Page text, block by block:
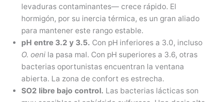
levaduras contaminantes— crece rápido. El
hormigón, por su inercia térmica, es un gran aliado
para mantener este rango estable.
pH entre 3.2 y 3.5. Con pH inferiores a 3.0, incluso
O. oenila pasa mal. Con pH superiores a 3.6, otras
bacterias oportunistas encuentran la ventana
abierta. La zona de confort es estrecha.
SO2 libre bajo control. Las bacterias lácticas son